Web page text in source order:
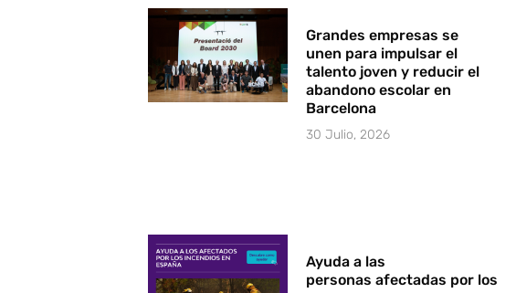
Grandes empresas se
unen para impulsar el
talento joven y reducir el
abandono escolar en
Barcelona
30 Julio, 2026
Ayuda a las
personas afectadas por los